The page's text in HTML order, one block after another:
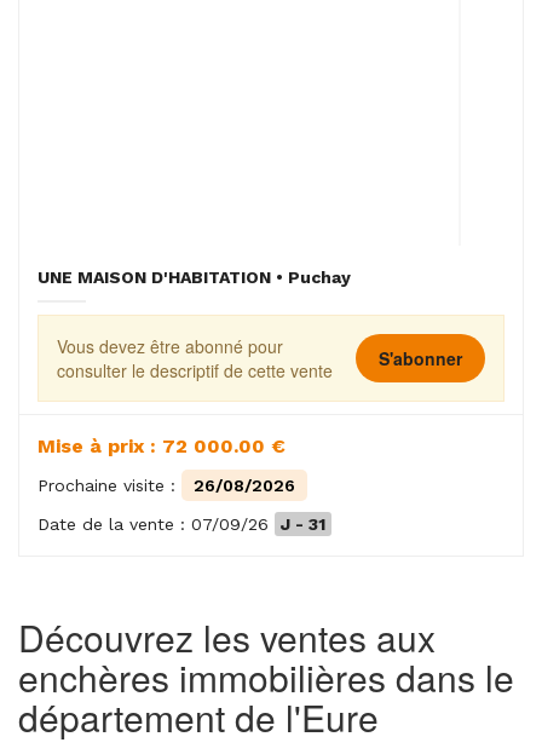
UNE MAISON D'HABITATION • Puchay
Vous devez être abonné pour
consulter le descriptif de cette vente
S'abonner
Mise à prix : 72 000.00 €
Prochaine visite :
26/08/2026
Date de la vente : 07/09/26
J - 31
Découvrez les ventes aux
enchères immobilières dans le
département de l'Eure